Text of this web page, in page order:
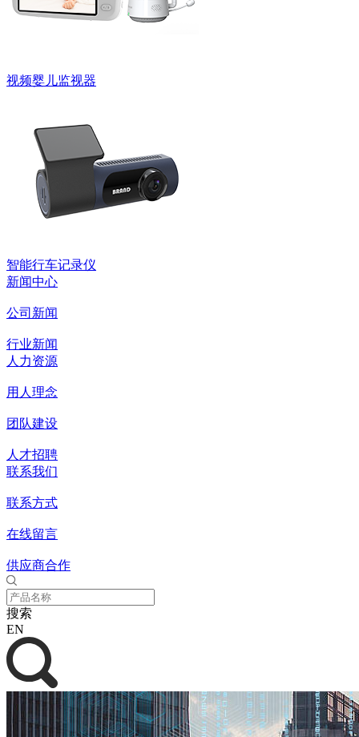
视频婴儿监视器
智能行车记录仪
新闻中心
公司新闻
行业新闻
人力资源
用人理念
团队建设
人才招聘
联系我们
联系方式
在线留言
供应商合作
搜索
EN